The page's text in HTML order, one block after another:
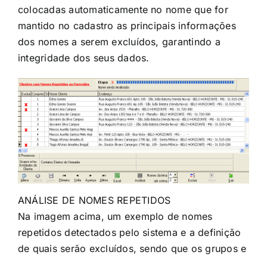
colocadas automaticamente no nome que for
mantido no cadastro as principais informações
dos nomes a serem excluídos, garantindo a
integridade dos seus dados.
ANÁLISE DE NOMES REPETIDOS
Na imagem acima, um exemplo de nomes
repetidos detectados pelo sistema e a definição
de quais serão excluídos, sendo que os grupos e